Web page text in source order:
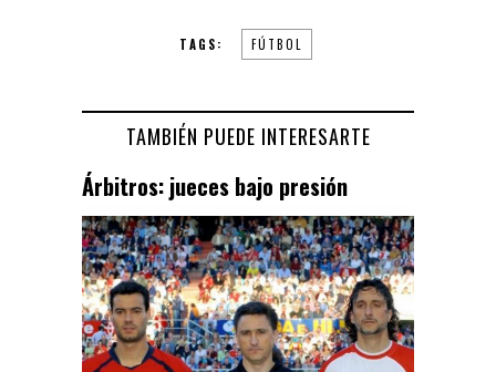
TAGS: FÚTBOL
TAMBIÉN PUEDE INTERESARTE
Árbitros: jueces bajo presión